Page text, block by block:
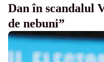
Dan în scandalul
de nebuni”